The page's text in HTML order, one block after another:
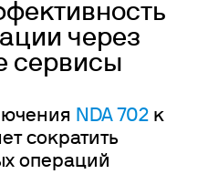
через
сервисы
NDA 702 к
сократить
операций